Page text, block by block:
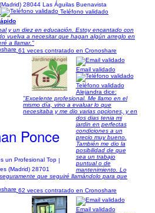
28044 Las Águilas Buenavista
Teléfono validado
y un diez en educación. Estoy encantado con
vuelva a necesitar que hagan algún arreglo en
a llamar."
61 veces contratado en Cronoshare
Ponce
(Madrid) 28701
Email validado
Teléfono validado
Alejandra dice:
"Excelente profesional. Me llamo en el
mismo día, vino a evaluar lo que
necesitaba y me dio varias opciones, y en
dos dias tenia mi
jardin en perfectas
condiciones a un
precio muy bueno.
También me dio la
posibilidad de que
sea un trabajo
puntual o de
mantenimiento. Lo
que seguiré llamándolo para que
62 veces contratado en Cronoshare
Email validado